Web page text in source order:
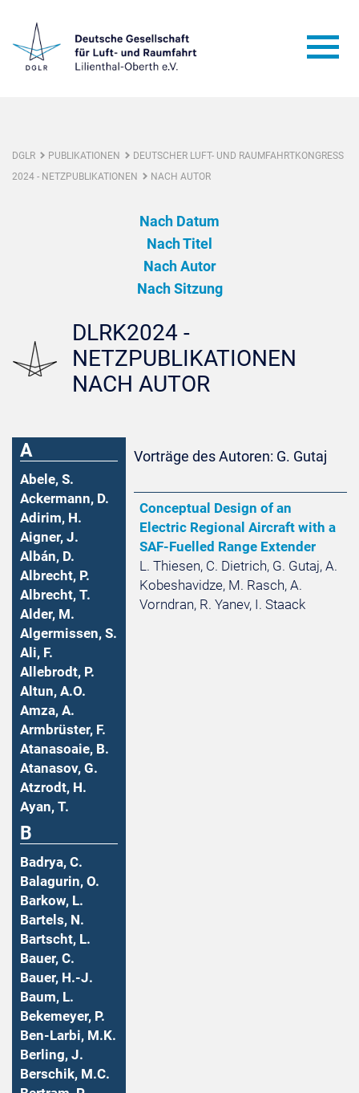
DGLR PUBLIKATIONEN
DEUTSCHER LUFT- UND RAUMFAHRTKONGRESS
2024 - NETZPUBLIKATIONEN
NACH AUTOR
Nach Datum
Nach Titel
Nach Autor
Nach Sitzung
DLRK2024 -
NETZPUBLIKATIONEN
NACH AUTOR
A
Abele, S.
Ackermann, D.
Adirim, H.
Aigner, J.
Albán, D.
Albrecht, P.
Albrecht, T.
Alder, M.
Algermissen, S.
Ali, F.
Allebrodt, P.
Altun, A.O.
Amza, A.
Armbrüster, F.
Atanasoaie, B.
Atanasov, G.
Atzrodt, H.
Ayan, T.
B
Badrya, C.
Balagurin, O.
Barkow, L.
Bartels, N.
Bartscht, L.
Bauer, C.
Bauer, H.-J.
Baum, L.
Bekemeyer, P.
Ben-Larbi, M.K.
Berling, J.
Berschik, M.C.
Vorträge des Autoren: G. Gutaj
Conceptual Design of an
Electric Regional Aircraft with a
SAF-Fuelled Range Extender
L. Thiesen, C. Dietrich, G. Gutaj, A.
Kobeshavidze, M. Rasch, A.
Vorndran, R. Yanev, I. Staack